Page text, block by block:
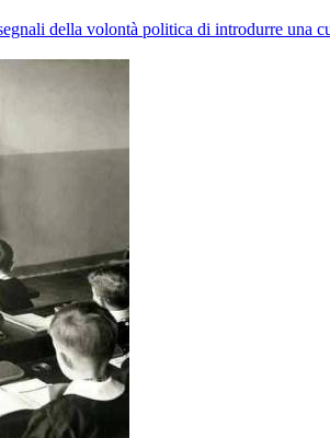
della volontà politica di introdurre una